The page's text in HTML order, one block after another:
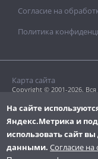
Согласие на
Политика
Copyright © 2001-2026.
Копирование текстовых
с разрешения
Карта сайта
На сайте
Яндекс.Метрика и
использовать сайт
данными.Согласие